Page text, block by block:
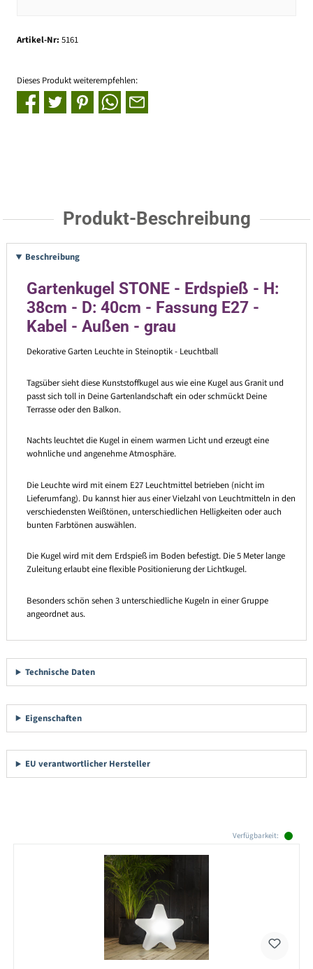
Artikel-Nr: 5161
Dieses Produkt weiterempfehlen:
Produkt-Beschreibung
Beschreibung
Gartenkugel STONE - Erdspieß - H:
38cm - D: 40cm - Fassung E27 -
Kabel - Außen - grau
Dekorative Garten Leuchte in Steinoptik - Leuchtball
Tagsüber sieht diese Kunststoffkugel aus wie eine Kugel aus Granit und
passt sich toll in Deine Gartenlandschaft ein oder schmückt Deine
Terrasse oder den Balkon.
Nachts leuchtet die Kugel in einem warmen Licht und erzeugt eine
wohnliche und angenehme Atmosphäre.
Die Leuchte wird mit einem E27 Leuchtmittel betrieben (nicht im
Lieferumfang). Du kannst hier aus einer Vielzahl von Leuchtmitteln in den
verschiedensten Weißtönen, unterschiedlichen Helligkeiten oder auch
bunten Farbtönen auswählen.
Die Kugel wird mit dem Erdspieß im Boden befestigt. Die 5 Meter lange
Zuleitung erlaubt eine flexible Positionierung der Lichtkugel.
Besonders schön sehen 3 unterschiedliche Kugeln in einer Gruppe
angeordnet aus.
Technische Daten
Eigenschaften
EU verantwortlicher Hersteller
Verfügbarkeit: